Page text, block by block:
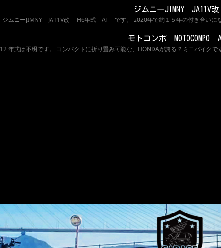
ジムニーJIMNY JA11V
ジムニーJIMNY JA11V改 H6年式 AT です。 2020年で約１５年の付き合いにな
モトコンポ MOTOCOMPO
式は不明です。 コンパクトに折り畳み可能な、HONDAが誇る？ミニバイクで